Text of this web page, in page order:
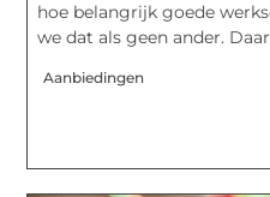
hoe belangrijk goede
we dat als geen ander.
Aanbiedingen